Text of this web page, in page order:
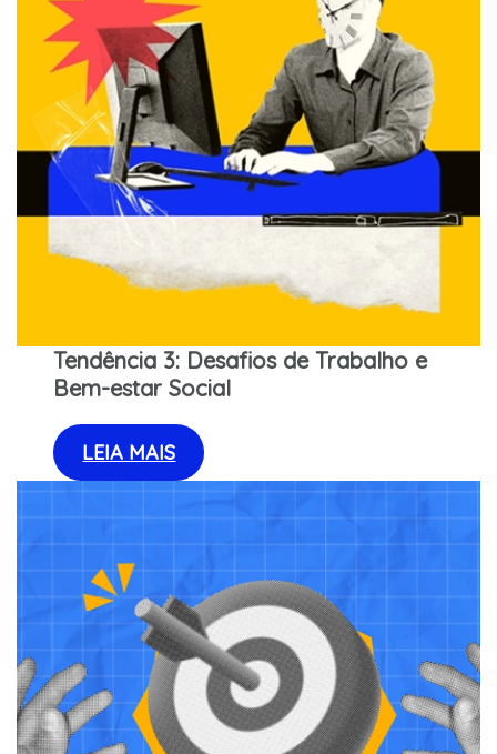
Tendência 3: Desafios de Trabalho e
Bem-estar Social
LEIA MAIS